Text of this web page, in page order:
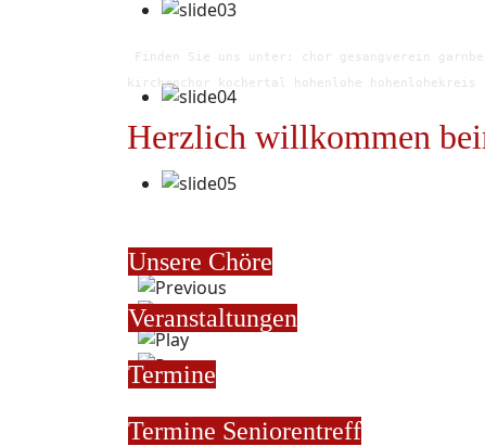
Finden Sie uns unter: chor gesangverein
kirchenchor kochertal hohenlohe
Herzlich willkommen
Unsere Chöre
Veranstaltungen
Termine
Termine Seniorentreff